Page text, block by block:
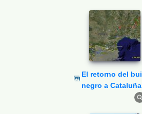
El retorno del buitre
negro a Cataluña